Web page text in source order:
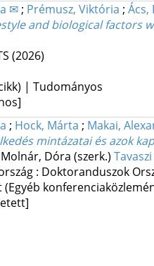
✉ ; Prémusz, Viktória ; Ács,
and biological factors
(2026)
| Tudományos
; Hock, Márta ; Makai,
mintázatai és azok
Dóra (szerk.)
: Doktoranduszok